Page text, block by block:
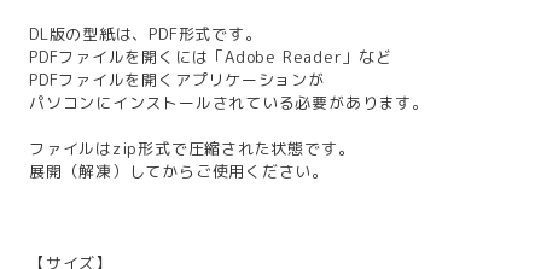
DL版の型紙は、PDF形式です。
PDFファイルを開くには「Adobe Reader」など
PDFファイルを開くアプリケーションが
パソコンにインストールされている必要があります。
ファイルはzip形式で圧縮された状態です。
展開（解凍）してからご使用ください。
【サイズ】